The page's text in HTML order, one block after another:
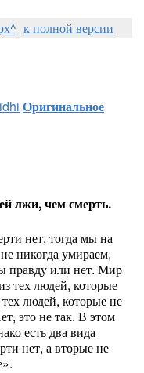
к полной версии
Оригинальное
лжи, чем смерть.
нет, тогда мы на
никогда умираем,
правду или нет. Мир
тех людей, которые
людей, которые не
это не так. В этом
есть два вида
нет, а вторые не